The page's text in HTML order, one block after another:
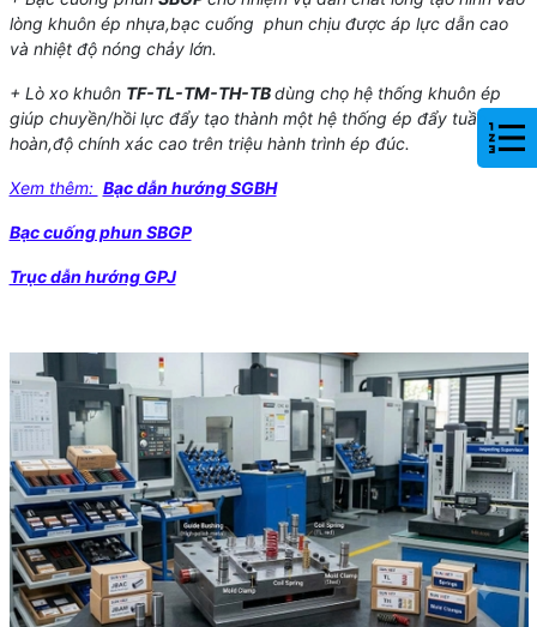
lòng khuôn ép nhựa,bạc cuống phun chịu được áp lực dẫn cao
và nhiệt độ nóng chảy lớn.
+ Lò xo khuôn TF-TL-TM-TH-TBdùng chọ hệ thống khuôn ép
giúp chuyền/hồi lực đẩy tạo thành một hệ thống ép đẩy tuần
hoàn,độ chính xác cao trên triệu hành trình ép đúc.
Xem thêm: Bạc dẫn hướng SGBH
Bạc cuống phun SBGP
Trục dẫn hướng GPJ